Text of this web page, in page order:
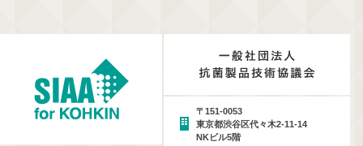
〒151-0053
東京都渋谷区代々木2-11-14
NKビル5階